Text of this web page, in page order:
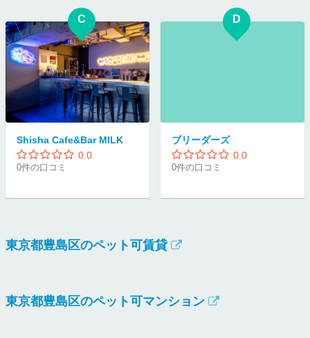
C
Shisha Cafe&Bar MILK
0.0
0件の口コミ
D
ブリーダーズ
0.0
0件の口コミ
東京都豊島区のペット可賃貸
東京都豊島区のペット可マンション